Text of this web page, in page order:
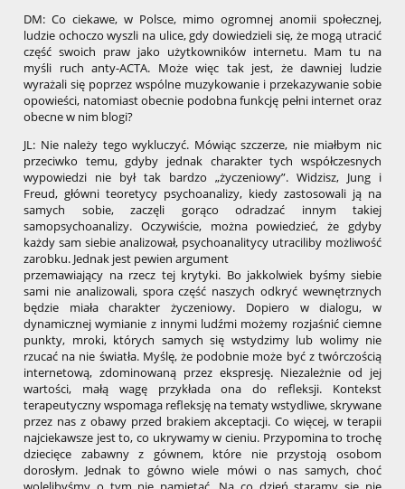
DM: Co ciekawe, w Polsce, mimo ogromnej anomii społecznej,
ludzie ochoczo wyszli na ulice, gdy dowiedzieli się, że mogą utracić
część swoich praw jako użytkowników internetu. Mam tu na
myśli ruch anty-ACTA. Może więc tak jest, że dawniej ludzie
wyrażali się poprzez wspólne muzykowanie i przekazywanie sobie
opowieści, natomiast obecnie podobna funkcję pełni internet oraz
obecne w nim blogi?
JL: Nie należy tego wykluczyć. Mówiąc szczerze, nie miałbym nic
przeciwko temu, gdyby jednak charakter tych współczesnych
wypowiedzi nie był tak bardzo „życzeniowy”. Widzisz, Jung i
Freud, główni teoretycy psychoanalizy, kiedy zastosowali ją na
samych sobie, zaczęli gorąco odradzać innym takiej
samopsychoanalizy. Oczywiście, można powiedzieć, że gdyby
każdy sam siebie analizował, psychoanalitycy utraciliby możliwość
zarobku. Jednak jest pewien argument
przemawiający na rzecz tej krytyki. Bo jakkolwiek byśmy siebie
sami nie analizowali, spora część naszych odkryć wewnętrznych
będzie miała charakter życzeniowy. Dopiero w dialogu, w
dynamicznej wymianie z innymi ludźmi możemy rozjaśnić ciemne
punkty, mroki, których samych się wstydzimy lub wolimy nie
rzucać na nie światła. Myślę, że podobnie może być z twórczością
internetową, zdominowaną przez ekspresję. Niezależnie od jej
wartości, małą wagę przykłada ona do refleksji. Kontekst
terapeutyczny wspomaga refleksję na tematy wstydliwe, skrywane
przez nas z obawy przed brakiem akceptacji. Co więcej, w terapii
najciekawsze jest to, co ukrywamy w cieniu. Przypomina to trochę
dziecięce zabawny z gównem, które nie przystoją osobom
dorosłym. Jednak to gówno wiele mówi o nas samych, choć